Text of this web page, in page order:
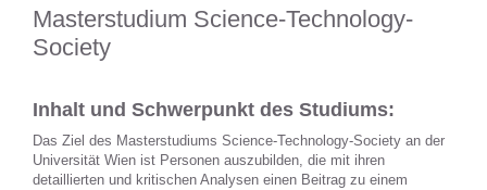
Masterstudium Science-Technology-
Society
Inhalt und Schwerpunkt des Studiums:
Das Ziel des Masterstudiums Science-Technology-Society an der
Universität Wien ist Personen auszubilden, die mit ihren
detaillierten und kritischen Analysen einen Beitrag zu einem